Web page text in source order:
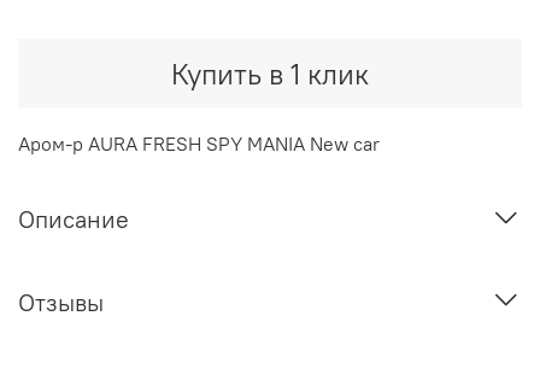
Купить в 1 клик
Аром-р AURA FRESH SPY MANIA New car
Описание
Отзывы